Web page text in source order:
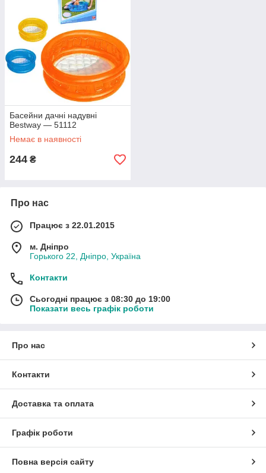
Басейни дачні надувні
Bestway — 51112
Немає в наявності
244 ₴
Про нас
Працює з 22.01.2015
м. Дніпро
Горького 22, Дніпро, Україна
Контакти
Сьогодні працює з 08:30 до 19:00
Показати весь графік роботи
Про нас
Контакти
Доставка та оплата
Графік роботи
Повна версія сайту